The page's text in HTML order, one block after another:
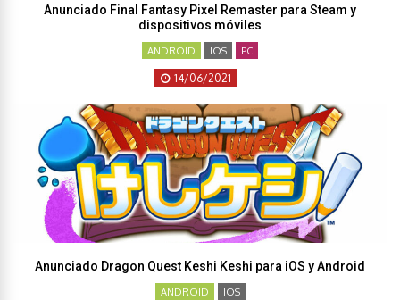
Anunciado Final Fantasy Pixel Remaster para Steam y
dispositivos móviles
ANDROID IOS PC
14/06/2021
Anunciado Dragon Quest Keshi Keshi para iOS y Android
ANDROID IOS